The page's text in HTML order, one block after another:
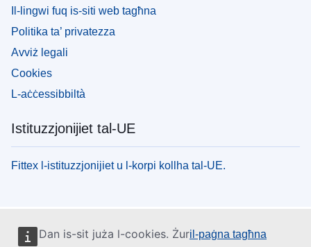
Dan is-sit juża l-cookies. Żuril-paġna tagħna
Il-lingwi fuq is-siti web tagħna
Politika ta’ privatezza
Avviż legali
Cookies
L-aċċessibbiltà
Istituzzjonijiet tal-UE
Fittex l-istituzzjonijiet u l-korpi kollha tal-UE.